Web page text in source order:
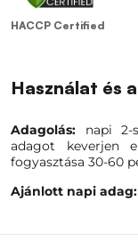
HACCP Certified
Használat és
Adagolás: napi 2-
adagot keverjen
fogyasztása 30-60
Ajánlott napi adag: